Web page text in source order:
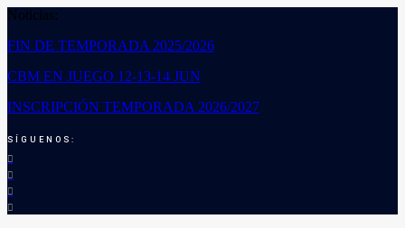
Noticias:
FIN DE TEMPORADA 2025/2026
CBM EN JUEGO 12-13-14 JUN
INSCRIPCIÓN TEMPORADA 2026/2027
SÍGUENOS: